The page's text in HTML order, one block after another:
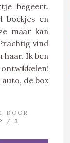
begeert.
boekjes en
maar kan
vind
haar. Ik ben
auto, de box
DOOR
/ 3